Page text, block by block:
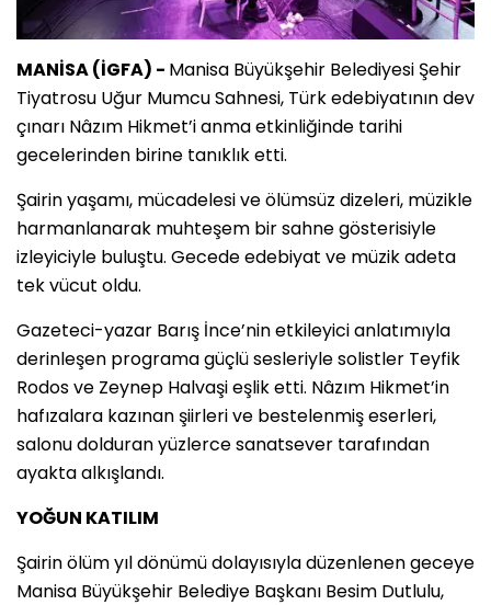
MANİSA (İGFA) - Manisa Büyükşehir Belediyesi Şehir
Tiyatrosu Uğur Mumcu Sahnesi, Türk edebiyatının dev
çınarı Nâzım Hikmet’i anma etkinliğinde tarihi
gecelerinden birine tanıklık etti.
Şairin yaşamı, mücadelesi ve ölümsüz dizeleri, müzikle
harmanlanarak muhteşem bir sahne gösterisiyle
izleyiciyle buluştu. Gecede edebiyat ve müzik adeta
tek vücut oldu.
Gazeteci-yazar Barış İnce’nin etkileyici anlatımıyla
derinleşen programa güçlü sesleriyle solistler Teyfik
Rodos ve Zeynep Halvaşi eşlik etti. Nâzım Hikmet’in
hafızalara kazınan şiirleri ve bestelenmiş eserleri,
salonu dolduran yüzlerce sanatsever tarafından
ayakta alkışlandı.
YOĞUN KATILIM
Şairin ölüm yıl dönümü dolayısıyla düzenlenen geceye
Manisa Büyükşehir Belediye Başkanı Besim Dutlulu,